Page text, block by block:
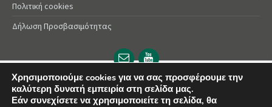
Πολιτική cookies
Δήλωση Προσβασιμότητας
Email
url
YouTube
url
© 2025 Δήμος Αλεξάνδρειας | Powered byApogee
Χρησιμοποιούμε cookies για να σας προσφέρουμε την
καλύτερη δυνατή εμπειρία στη σελίδα μας.
Εάν συνεχίσετε να χρησιμοποιείτε τη σελίδα, θα